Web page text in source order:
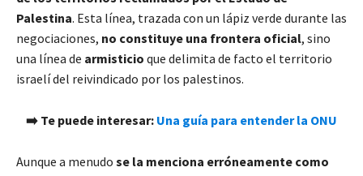
Palestina. Esta línea, trazada con un lápiz verde durante las
negociaciones, no constituye una frontera oficial, sino
una línea de armisticio que delimita de facto el territorio
israelí del reivindicado por los palestinos.
➡️ Te puede interesar: Una guía para entender la ONU
Aunque a menudo se la menciona erróneamente como